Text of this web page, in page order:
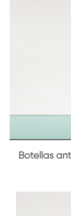
Botellas